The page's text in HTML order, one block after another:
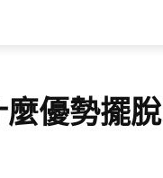
優勢擺